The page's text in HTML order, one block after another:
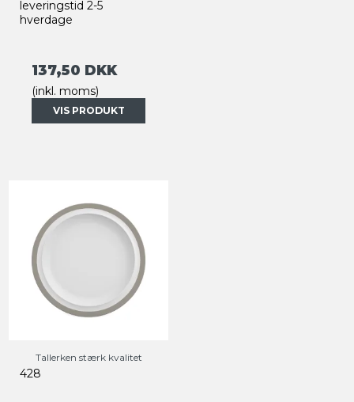
leveringstid 2-5
hverdage
137,50 DKK
(inkl. moms)
VIS PRODUKT
Tallerken stærk kvalitet
428